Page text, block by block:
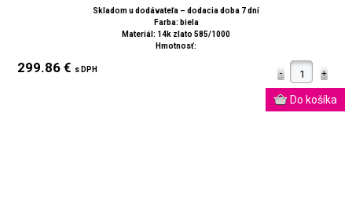
Skladom u dodávateľa – dodacia doba 7 dní
Farba: biela
Materiál: 14k zlato 585/1000
Hmotnosť:
299.86 € s DPH